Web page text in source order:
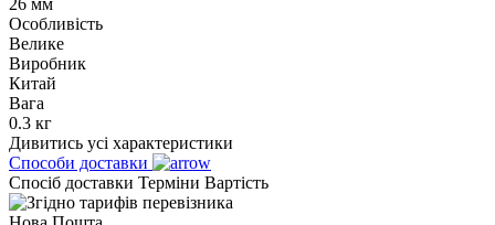
Особливість
Велике
Виробник
Китай
Вага
0.3 кг
Дивитись усі характеристики
Способи доставки
Спосіб доставки Терміни Вартість